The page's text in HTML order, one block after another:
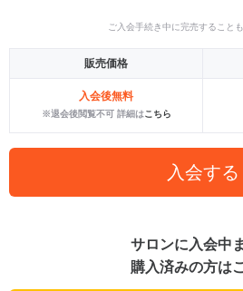
ご入会手続き中に完売すること
販売価格
入会後無料
※退会後閲覧不可 詳細はこちら
入会する
サロンに入会中
購入済みの方は